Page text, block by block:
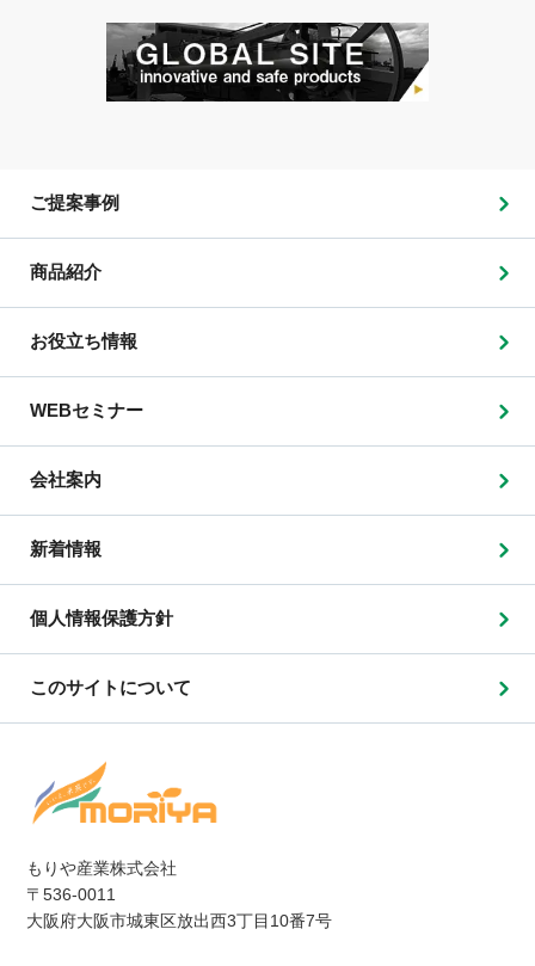
もりや産業株式会社
〒536-0011
大阪府大阪市城東区放出西3丁目10番7号
ご提案事例
商品紹介
お役立ち情報
WEBセミナー
会社案内
新着情報
個人情報保護方針
このサイトについて